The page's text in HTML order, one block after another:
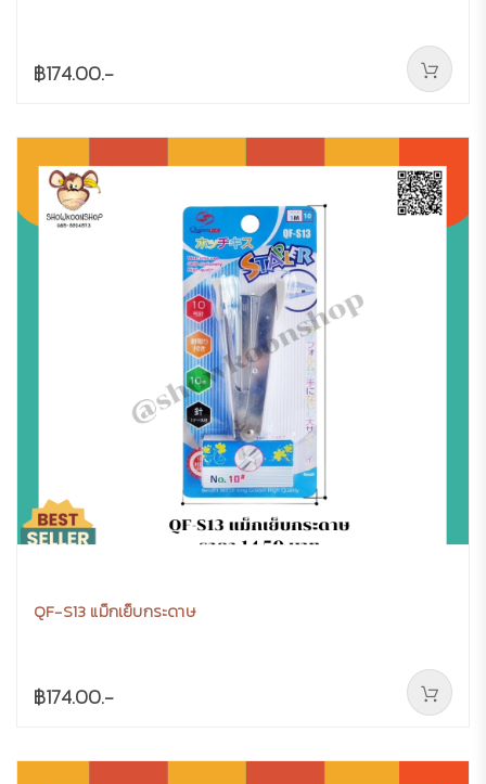
฿174.00.-
QF-S13 แม็กเย็บกระดาษ
฿174.00.-